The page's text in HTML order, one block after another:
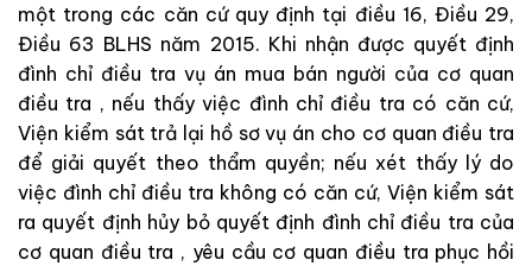
một trong các căn cứ quy định tại điều 16, Điều 29,
Điều 63 BLHS năm 2015. Khi nhận được quyết định
đình chỉ điều tra vụ án mua bán người của cơ quan
điều tra , nếu thấyviệc đình chỉ điều tra có căn cứ,
Viện kiểm sát trả lại hồ sơvụ án cho cơ quan điều tra
để giải quyết theo thẩm quyền; nếuxét thấy lý do
việc đình chỉ điều tra không có căn cứ, Viện kiểm sát
ra quyết định hủy bỏ quyết định đình chỉ điều tra của
cơ quan điều tra , yêu cầu cơ quan điều tra phục hồi